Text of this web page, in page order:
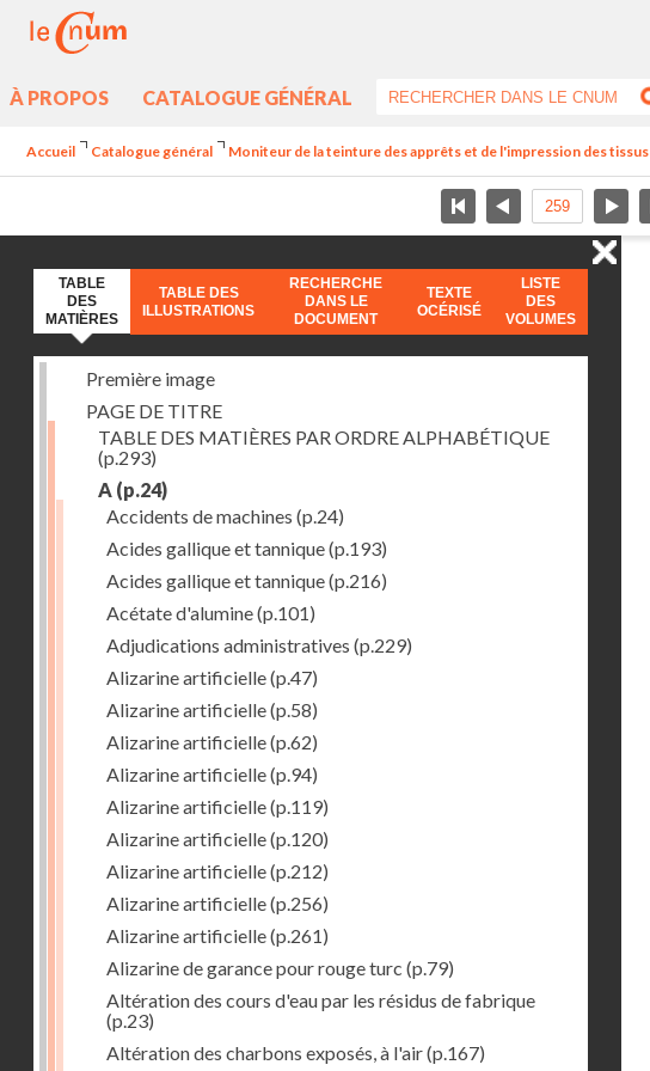
À PROPOS CATALOGUE GÉNÉRAL
Accueil Catalogue général Moniteur de la teinture des apprêts et de l'impression des tissus
TABLE
DES
MATIÈRES
TABLE DES
ILLUSTRATIONS
RECHERCHE
DANS LE
DOCUMENT
TEXTE
OCÉRISÉ
LISTE
DES
VOLUMES
Première image
PAGE DE TITRE
TABLE DES MATIÈRES PAR ORDRE ALPHABÉTIQUE
(p.293)
A (p.24)
Accidents de machines (p.24)
Acides gallique et tannique(p.193)
Acides gallique et tannique(p.216)
Acétate d'alumine(p.101)
Adjudications administratives (p.229)
Alizarine artificielle(p.47)
Alizarine artificielle(p.58)
Alizarine artificielle(p.62)
Alizarine artificielle(p.94)
Alizarine artificielle(p.119)
Alizarine artificielle(p.120)
Alizarine artificielle(p.212)
Alizarine artificielle(p.256)
Alizarine artificielle(p.261)
Alizarine de garance pour rouge turc (p.79)
Altération des cours d'eau par les résidus de fabrique
(p.23)
Altération des charbons exposés, à l'air(p.167)